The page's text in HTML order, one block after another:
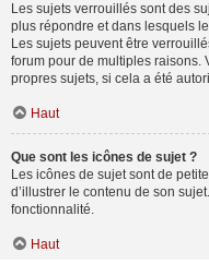
Les sujets verrouillés sont des
plus répondre et dans lesquels
Les sujets peuvent être
forum pour de multiples raisons.
propres sujets, si cela a été
Haut
Que sont les icônes de sujet ?
Les icônes de sujet sont de
d’illustrer le contenu de son
fonctionnalité.
Haut